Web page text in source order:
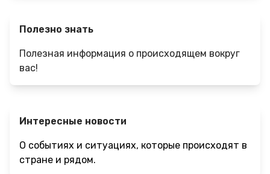
Полезно знать
Полезная информация о происходящем вокруг
вас!
Интересные новости
О событиях и ситуациях, которые происходят в
стране и рядом.